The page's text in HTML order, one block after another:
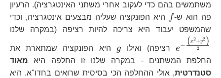
משתמשים בהם כדי לעקוב אחרי משתני האינטגרציה). הרעיון
פה הוא ש-
f f
היא הפונקציה שעליה מבצעים אינטגרציה, וכדי
שהמשפט יעבוד היא צריכה להיות רציפה (במקרה שלנו
e− 2
(x2+y2)
רציפה) ואילו g היא הפונקציה שמתארת את
החלפת המשתנים - במקרה שלנו זו החלפה היא מאוד
סטנדרטית, אולי ההחלפה הכי בסיסית שרואים בחדו"א. היא